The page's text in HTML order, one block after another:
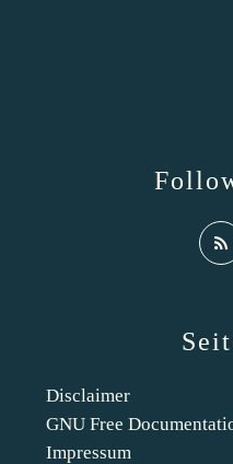
Disclaimer
GNU Free
Impressum